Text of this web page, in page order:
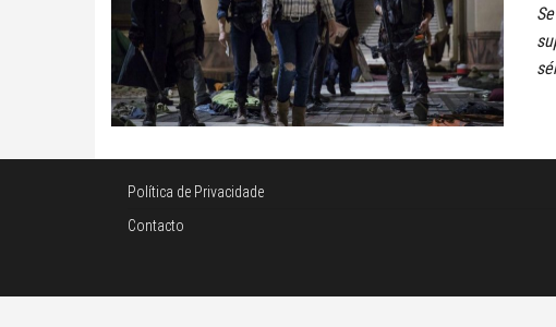
Política de Privacidade
Contacto